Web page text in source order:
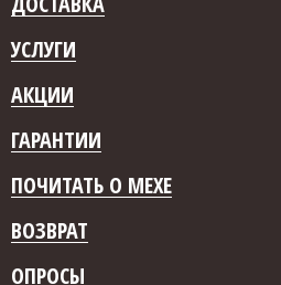
УСЛУГИ
АКЦИИ
ГАРАНТИИ
ПОЧИТАТЬ О МЕХЕ
ВОЗВРАТ
ОПРОСЫ